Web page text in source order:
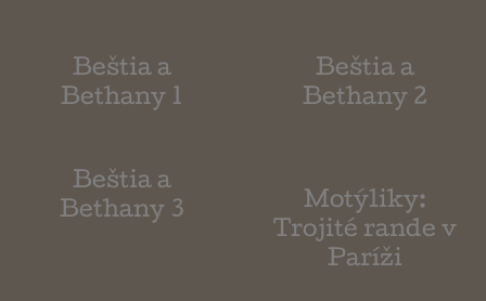
Beštia a
Bethany 1
Beštia a
Bethany 2
Beštia a
Bethany 3
Motýliky:
Trojité rande v
Paríži